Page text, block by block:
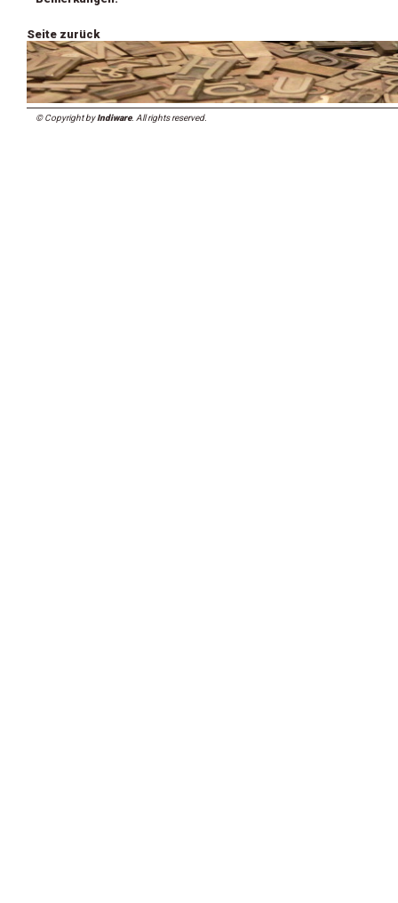
Seite zurück
© Copyright byIndiware. All rights reserved.